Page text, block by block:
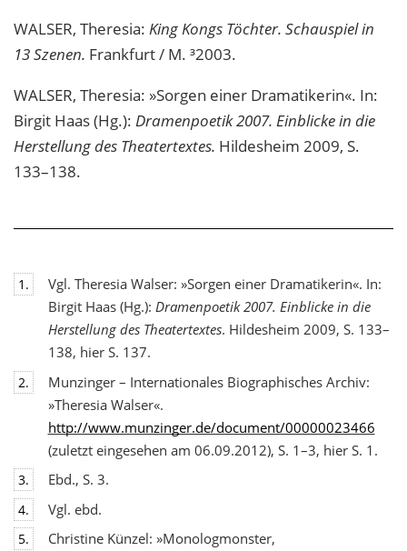
WALSER, Theresia: King Kongs Töchter. Schauspiel in
13 Szenen. Frankfurt / M. ³2003.
WALSER, Theresia: »Sorgen einer Dramatikerin«. In:
Birgit Haas (Hg.): Dramenpoetik 2007. Einblicke in die
Herstellung des Theatertextes. Hildesheim 2009, S.
133–138.
1.
Vgl. Theresia Walser: »Sorgen einer Dramatikerin«. In:
Birgit Haas (Hg.): Dramenpoetik 2007. Einblicke in die
Herstellung des Theatertextes. Hildesheim 2009, S. 133–
138, hier S. 137.
2.
Munzinger – Internationales Biographisches Archiv:
»Theresia Walser«.
http://www.munzinger.de/document/00000023466
(zuletzt eingesehen am 06.09.2012), S. 1–3, hier S. 1.
3. Ebd., S. 3.
4. Vgl. ebd.
5.
Christine Künzel: »Monologmonster,